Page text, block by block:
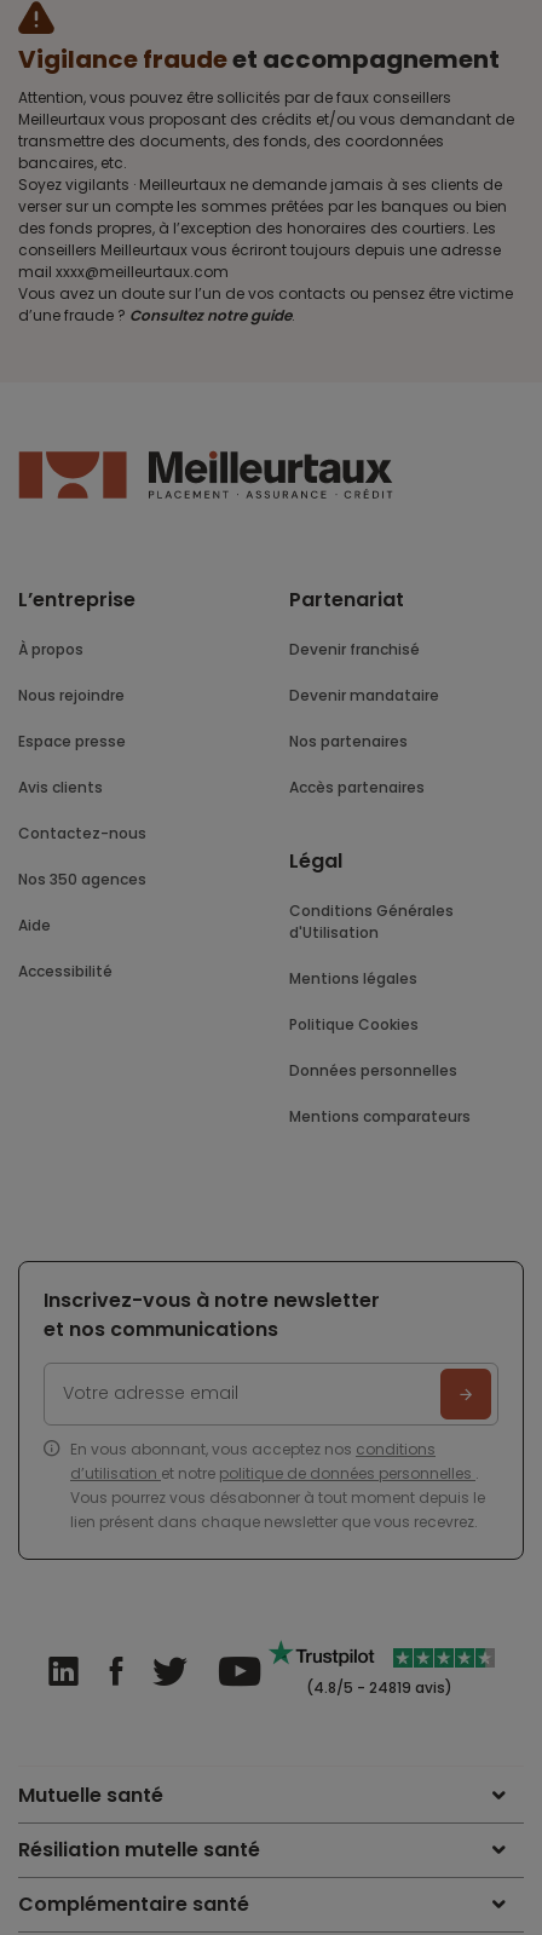
Vigilance fraudeet accompagnement
Attention, vous pouvez être sollicités par de faux conseillers
Meilleurtaux vous proposant des crédits et/ou vous demandant de
transmettre des documents, des fonds, des coordonnées
bancaires, etc.
Soyez vigilants · Meilleurtaux ne demande jamais à ses clients de
verser sur un compte les sommes prêtées par les banques ou bien
des fonds propres, à l’exception des honoraires des courtiers. Les
conseillers Meilleurtaux vous écriront toujours depuis une adresse
mail xxxx@meilleurtaux.com
Vous avez un doute sur l’un de vos contacts ou pensez être victime
d’une fraude ? Consultez notre guide.
L’entreprise
À propos
Nous rejoindre
Espace presse
Avis clients
Contactez-nous
Nos 350 agences
Aide
Accessibilité
Partenariat
Devenir franchisé
Devenir mandataire
Nos partenaires
Accès partenaires
Légal
Conditions Générales
d'Utilisation
Mentions légales
Politique Cookies
Données personnelles
Mentions comparateurs
Inscrivez-vous à notre newsletter
et nos communications
En vous abonnant, vous acceptez nos conditions
d’utilisation et notre politique de données personnelles .
Vous pourrez vous désabonner à tout moment depuis le
lien présent dans chaque newsletter que vous recevrez.
(4.8/5 - 24819 avis)
Mutuelle santé
Résiliation mutelle santé
Complémentaire santé